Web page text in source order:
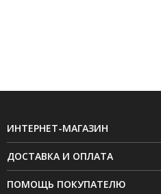
ИНТЕРНЕТ-МАГАЗИН
ДОСТАВКА И ОПЛАТА
ПОМОЩЬ ПОКУПАТЕЛЮ